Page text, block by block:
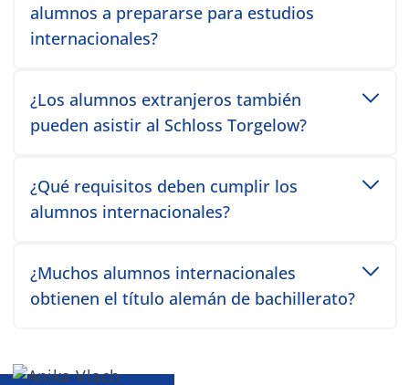
alumnos a prepararse para estudios
internacionales?
¿Los alumnos extranjeros también
pueden asistir al Schloss Torgelow?
Toggle accordion item
¿Qué requisitos deben cumplir los
alumnos internacionales?
Toggle accordion item
¿Muchos alumnos internacionales
obtienen el título alemán de bachillerato?
Toggle accordion item